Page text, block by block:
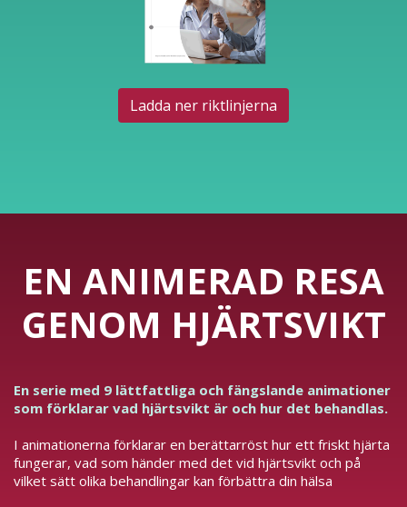
Ladda ner riktlinjerna
EN ANIMERAD RESA
GENOM HJÄRTSVIKT
En serie med 9 lättfattliga och fängslande animationer
som förklarar vad hjärtsvikt är och hur det behandlas.
I animationerna förklarar en berättarröst hur ett friskt hjärta
fungerar, vad som händer med det vid hjärtsvikt och på
vilket sätt olika behandlingar kan förbättra din hälsa